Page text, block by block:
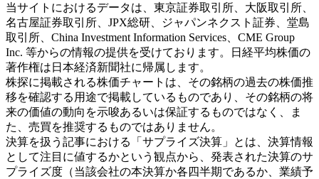
当サイトにおけるデータは、東京証券取引所、大阪取引所、
名古屋証券取引所、JPX総研、ジャパンネクスト証券、堂島
取引所、China Investment Information Services、CME Group
Inc. 等からの情報の提供を受けております。日経平均株価の
著作権は日本経済新聞社に帰属します。
株探に掲載される株価チャートは、その銘柄の過去の株価推
移を確認する用途で掲載しているものであり、その銘柄の将
来の価値の動向を示唆あるいは保証するものではなく、ま
た、売買を推奨するものではありません。
決算を扱う記事における「サプライズ決算」とは、決算情報
として注目に値するかという観点から、発表された決算のサ
プライズ度（当該会社の本決算か各四半期であるか、業績予